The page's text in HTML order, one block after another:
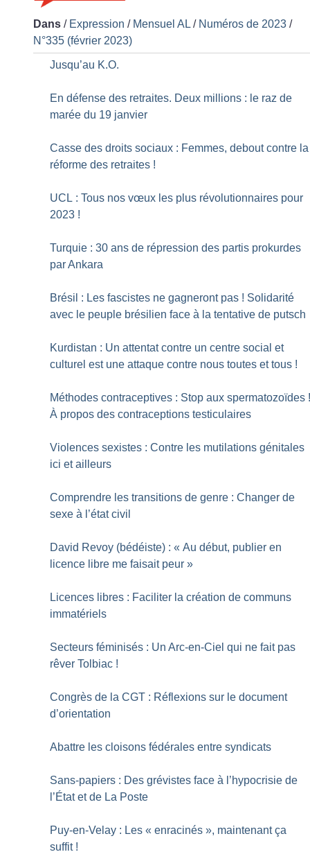
Dans / Expression / Mensuel AL/ Numéros de 2023 /
N°335 (février 2023)
Jusqu’au K.O.
En défense des retraites. Deux millions : le raz de
marée du 19 janvier
Casse des droits sociaux : Femmes, debout contre la
réforme des retraites !
UCL : Tous nos vœux les plus révolutionnaires pour
2023 !
Turquie : 30 ans de répression des partis prokurdes
par Ankara
Brésil : Les fascistes ne gagneront pas ! Solidarité
avec le peuple brésilien face à la tentative de putsch
Kurdistan : Un attentat contre un centre social et
culturel est une attaque contre nous toutes et tous !
Méthodes contraceptives : Stop aux spermatozoïdes
À propos des contraceptions testiculaires
Violences sexistes : Contre les mutilations génitales
ici et ailleurs
Comprendre les transitions de genre : Changer de
sexe à l’état civil
David Revoy (bédéiste) : « Au début, publier en
licence libre me faisait peur »
Licences libres : Faciliter la création de communs
immatériels
Secteurs féminisés : Un Arc-en-Ciel qui ne fait pas
rêver Tolbiac !
Congrès de la CGT : Réflexions sur le document
d’orientation
Abattre les cloisons fédérales entre syndicats
Sans-papiers : Des grévistes face à l’hypocrisie de
l’État et de La Poste
Puy-en-Velay : Les « enracinés », maintenant ça
suffit !